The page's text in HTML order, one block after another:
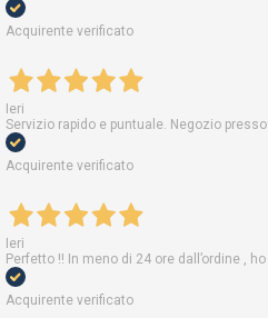
Acquirente verificato
Ieri
Servizio rapido e puntuale. Negozio
Acquirente verificato
Ieri
Perfetto !! In meno di 24 ore dall’ordine ,
Acquirente verificato